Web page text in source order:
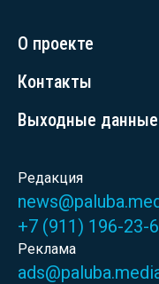
О проекте
Контакты
Выходные данные
Редакция
+7 (911) 196-23-
Реклама